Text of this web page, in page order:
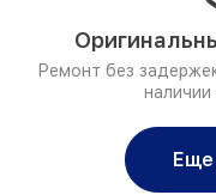
Ремонт без
Еще